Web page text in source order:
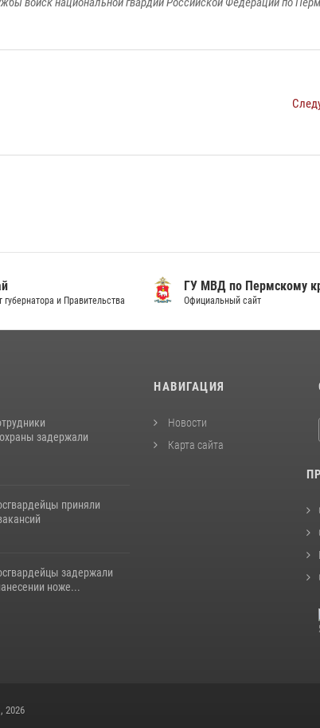
и Правительства
ГУ МВД по Пермскому
Официальный сайт
задержали
приняли
задержали
ноже...
НАВИГАЦИЯ
Новости
Карта сайта
2026